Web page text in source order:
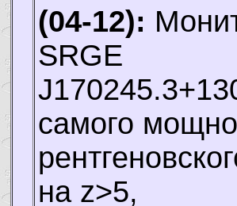
(04-12):
SRGE
самого
на z>5,